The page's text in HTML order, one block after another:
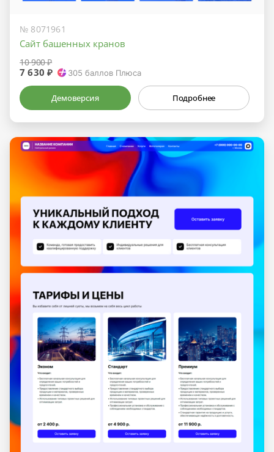
№ 8071961
Сайт башенных кранов
10 900 ₽
7 630 ₽ 305 баллов Плюса
Демоверсия Подробнее